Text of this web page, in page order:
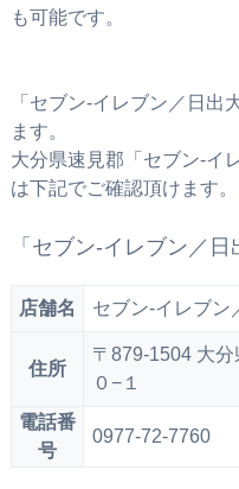
も可能です。
「セブン‐イレブン／日
ます。
大分県速見郡「セブン‐イ
は下記でご確認頂けます。
「セブン‐イレブン／
店舗名 セブン‐イレブン
住所
〒879-1504 大
０−１
電話番
号
0977-72-7760